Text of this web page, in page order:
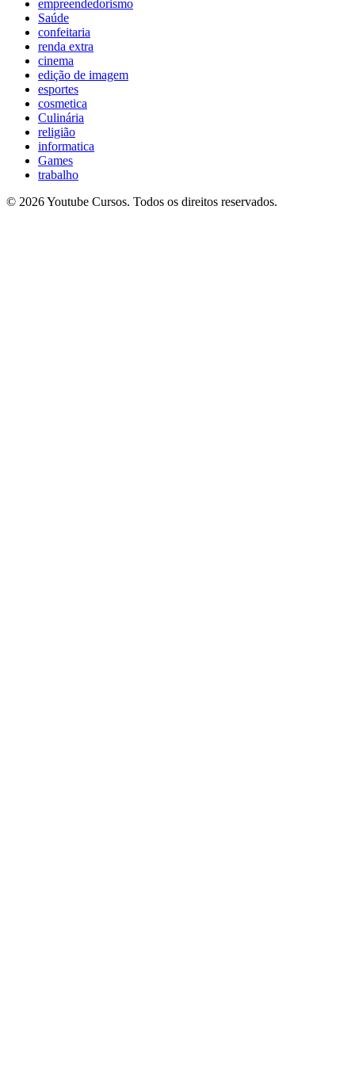
empreendedorismo
Saúde
confeitaria
renda extra
cinema
edição de imagem
esportes
cosmetica
Culinária
religião
informatica
Games
trabalho
© 2026 Youtube Cursos. Todos os direitos reservados.